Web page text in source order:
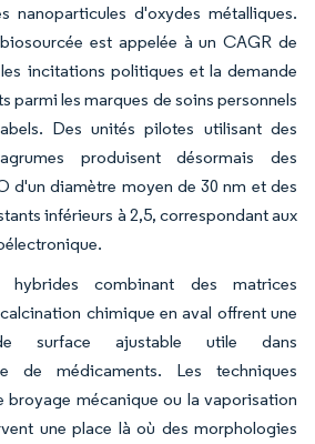
nanoparticules d'oxydes métalliques.
est appelée à un CAGR de
incitations politiques et la demande
parmi les marques de soins personnels
Des unités pilotes utilisant des
produisent désormais des
d'un diamètre moyen de 30 nm et des
inférieurs à 2,5, correspondant aux
combinant des matrices
chimique en aval offrent une
surface ajustable utile dans
de médicaments. Les techniques
broyage mécanique ou la vaporisation
une place là où des morphologies